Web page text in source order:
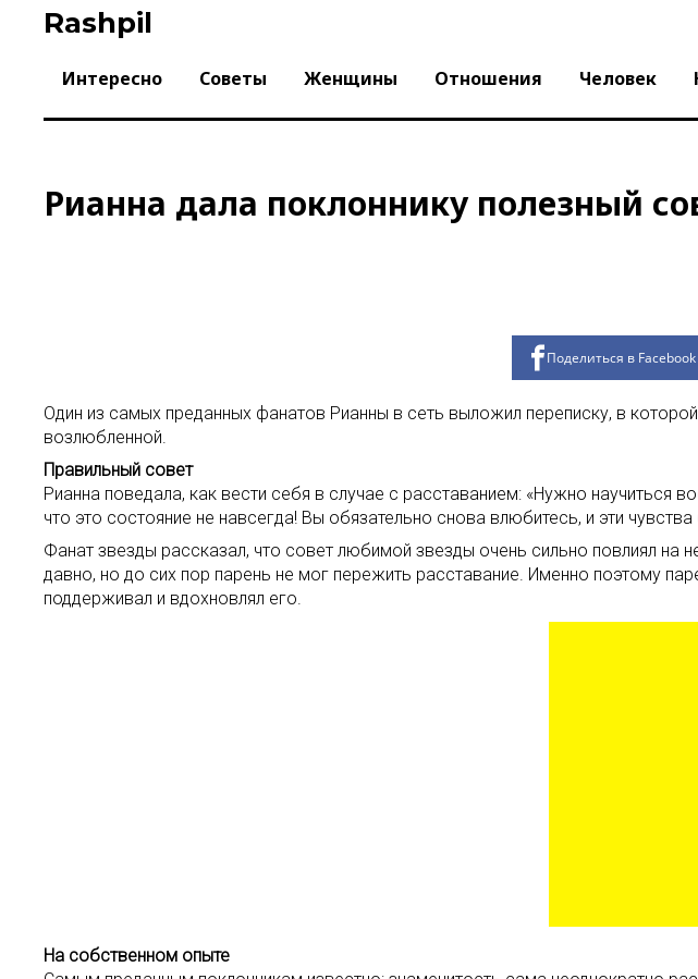
Rashpil
Интересно Советы Женщины Отношения Человек
Рианна дала поклоннику полезный
Поделиться в Facebook
Один из самых преданных фанатов Рианны в сеть выложил переписку, в
возлюбленной.
Правильный совет
Рианна поведала, как вести себя в случае с расставанием: «Нужно научиться
что это состояние не навсегда! Вы обязательно снова влюбитесь, и эти
Фанат звезды рассказал, что совет любимой звезды очень сильно повлиял
давно, но до сих пор парень не мог пережить расставание. Именно поэтому
поддерживал и вдохновлял его.
На собственном опыте